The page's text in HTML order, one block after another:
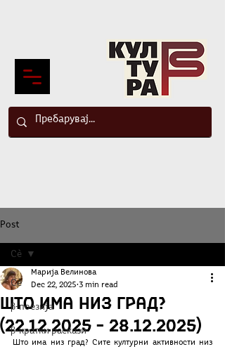
Post
Сè
β-поезија
β-кратки раскази
Сè
Што има низ град?
(22.12.2025 – 28.12.2025)
Марија Велинова
Dec 22, 2025 3 min read
Што има низ град? Сите културни активности низ